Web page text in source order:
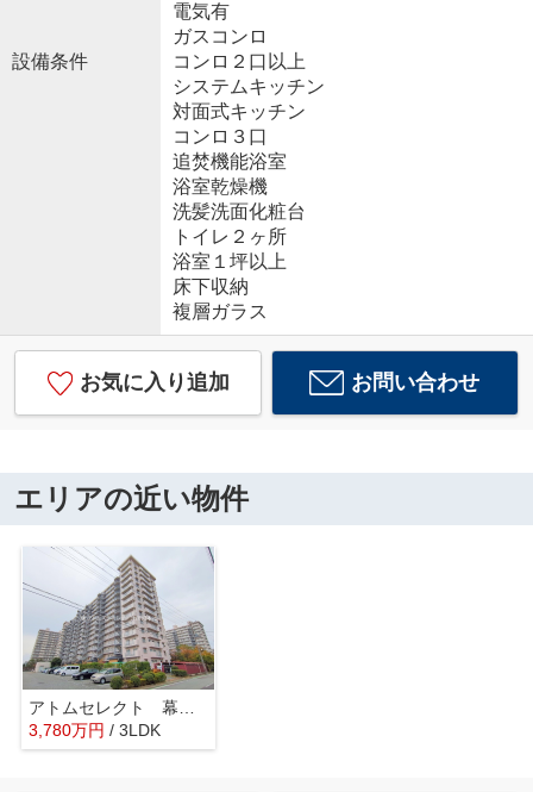
設備条件
電気有
ガスコンロ
コンロ２口以上
システムキッチン
対面式キッチン
コンロ３口
追焚機能浴室
浴室乾燥機
洗髪洗面化粧台
トイレ２ヶ所
浴室１坪以上
床下収納
複層ガラス
お気に入り追加 お問い合わせ
エリアの近い物件
アトムセレクト 幕張ファミールハイツ4号棟
3,780万円 / 3LDK